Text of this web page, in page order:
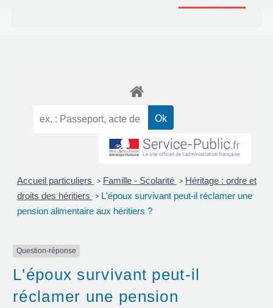
Accueil particuliers > Famille - Scolarité > Héritage : ordre et
droits des héritiers
> L'époux survivant peut-il réclamer une
pension alimentaire aux héritiers ?
Question-réponse
L'époux survivant peut-il
réclamer une pension